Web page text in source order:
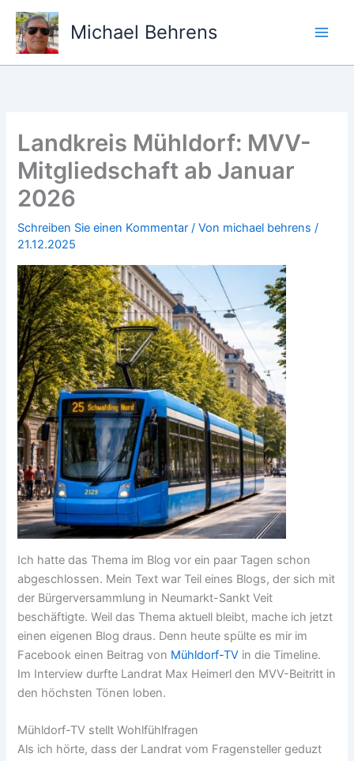
Zum
Inhalt
springen
Michael Behrens
Landkreis Mühldorf: MVV-
Mitgliedschaft ab Januar
2026
Schreiben Sie einen Kommentar / Von michael behrens/
21.12.2025
Ich hatte das Thema im Blog vor ein paar Tagen schon
abgeschlossen. Mein Text war Teil eines Blogs, der sich mit
der Bürgerversammlung in Neumarkt-Sankt Veit
beschäftigte. Weil das Thema aktuell bleibt, mache ich jetzt
einen eigenen Blog draus. Denn heute spülte es mir im
Facebook einen Beitrag von Mühldorf-TV in die Timeline.
Im Interview durfte Landrat Max Heimerl den MVV-Beitritt in
den höchsten Tönen loben.
Mühldorf-TV stellt Wohlfühlfragen
Als ich hörte, dass der Landrat vom Fragensteller geduzt